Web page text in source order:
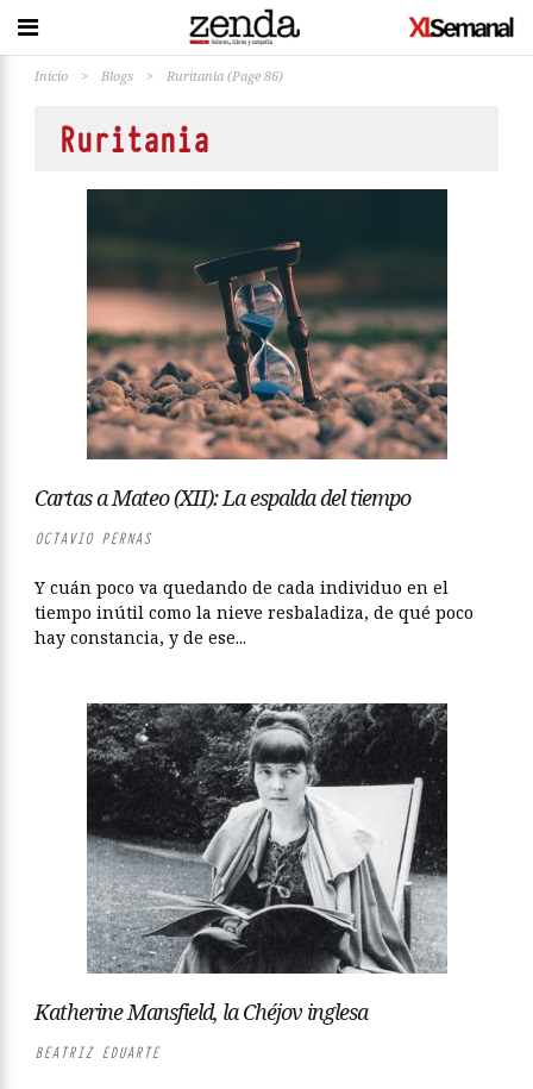
Inicio > Blogs > Ruritania (Page 86)
Ruritania
Cartas a Mateo (XII): La espalda del tiempo
OCTAVIO PERNAS
Y cuán poco va quedando de cada individuo en el
tiempo inútil como la nieve resbaladiza, de qué poco
hay constancia, y de ese...
Katherine Mansfield, la Chéjov inglesa
BEATRIZ EDUARTE